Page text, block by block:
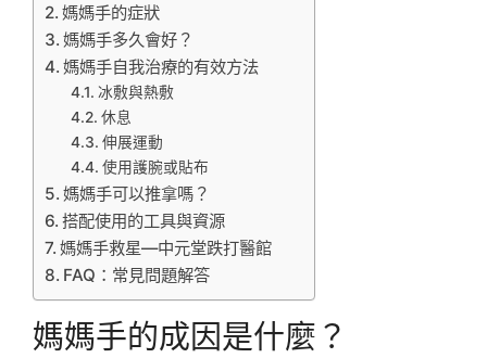
媽媽手的症狀
媽媽手多久會好？
媽媽手自我治療的有效方法
冰敷與熱敷
休息
伸展運動
使用護腕或貼布
媽媽手可以推拿嗎？
搭配使用的工具與資源
媽媽手救星—中元堂跌打醫館
FAQ：常見問題解答
媽媽手的成因是什麼？